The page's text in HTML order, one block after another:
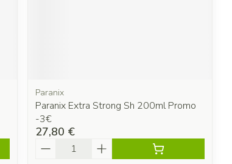
Paranix
Paranix Extra Strong Sh 200ml Promo
-3€
27,80 €
Quantité